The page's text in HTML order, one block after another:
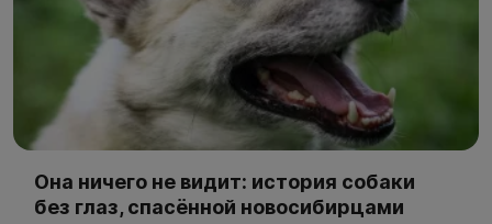
Она ничего не видит: история собаки
без глаз, спасённой новосибирцами